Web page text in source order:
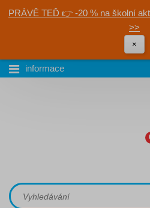
PRÁVĚ TEĎ 👉 -20 % na školní
>>
×
informace